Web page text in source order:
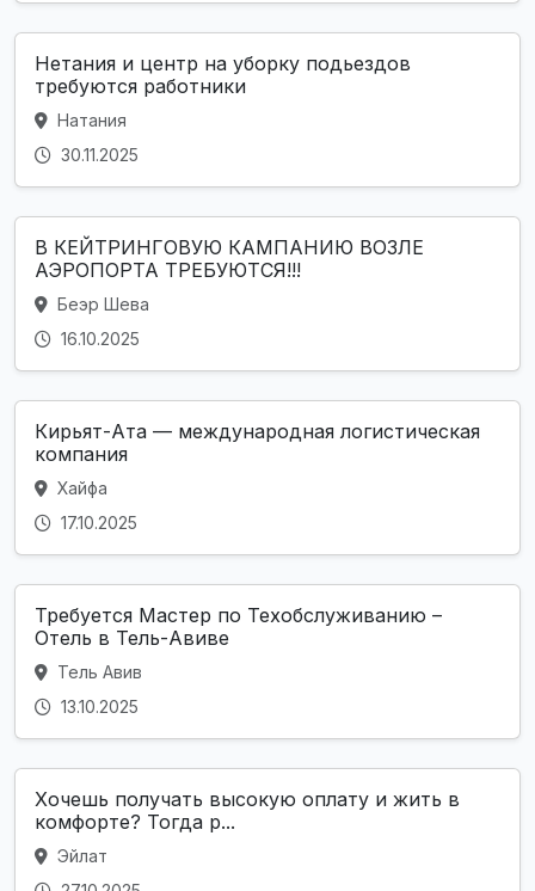
Нетания и центр на уборку подьездов
требуются работники
Натания
30.11.2025
В КЕЙТРИНГОВУЮ КАМПАНИЮ ВОЗЛЕ
АЭРОПОРТА ТРЕБУЮТСЯ!!!
Беэр Шева
16.10.2025
Кирьят-Ата — международная логистическая
компания
Хайфа
17.10.2025
Требуется Мастер по Техобслуживанию –
Отель в Тель-Авиве
Тель Авив
13.10.2025
Хочешь получать высокую оплату и жить в
комфорте? Тогда р...
Эйлат